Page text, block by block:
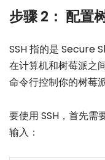
步骤 2： 配置
SSH 指的是 Secure
在计算机和树莓派之
命令行控制你的树莓
要使用 SSH，首先需
输入：